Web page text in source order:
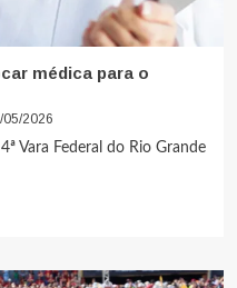
médica para o
05/2026
Vara Federal do Rio Grande